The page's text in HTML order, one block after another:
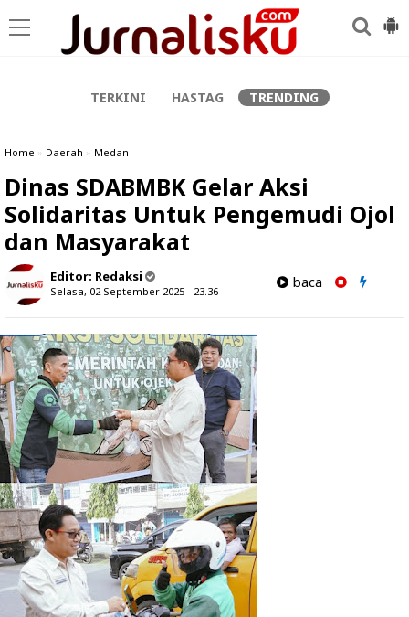
TERKINI HASTAG TRENDING
Home » Daerah » Medan
Dinas SDABMBK Gelar Aksi
Solidaritas Untuk Pengemudi Ojol
dan Masyarakat
Editor: Redaksi
Selasa, 02 September 2025 - 23.36
baca